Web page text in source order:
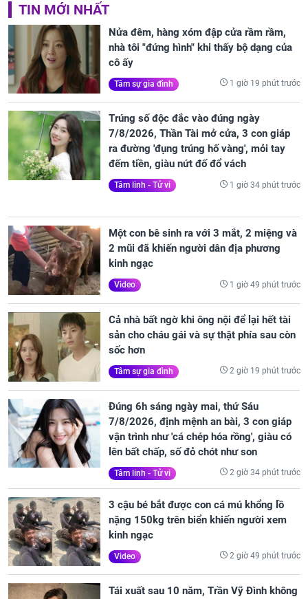
TIN MỚI NHẤT
Nửa đêm, hàng xóm đập cửa rầm rầm,
nhà tôi "đứng hình" khi thấy bộ dạng của
cô ấy
Tâm sự gia đình 1 giờ 19 phút trước
Trúng số độc đắc vào đúng ngày
7/8/2026, Thần Tài mở cửa, 3 con giáp
ra đường 'đụng trúng hố vàng', mỏi tay
đếm tiền, giàu nứt đố đổ vách
Tâm linh - Tử vi 1 giờ 34 phút trước
Một con bê sinh ra với 3 mắt, 2 miệng và
2 mũi đã khiến người dân địa phương
kinh ngạc
Video 1 giờ 49 phút trước
Cả nhà bất ngờ khi ông nội để lại hết tài
sản cho cháu gái và sự thật phía sau còn
sốc hơn
Tâm sự gia đình 2 giờ 19 phút trước
Đúng 6h sáng ngày mai, thứ Sáu
7/8/2026, định mệnh an bài, 3 con giáp
vận trình như 'cá chép hóa rồng', giàu có
lên bất chấp, số đỏ chót như son
Tâm linh - Tử vi 2 giờ 34 phút trước
3 cậu bé bắt được con cá mú khổng lồ
nặng 150kg trên biển khiến người xem
kinh ngạc
Video 2 giờ 49 phút trước
Tái xuất sau 10 năm, Trần Vỹ Đình không